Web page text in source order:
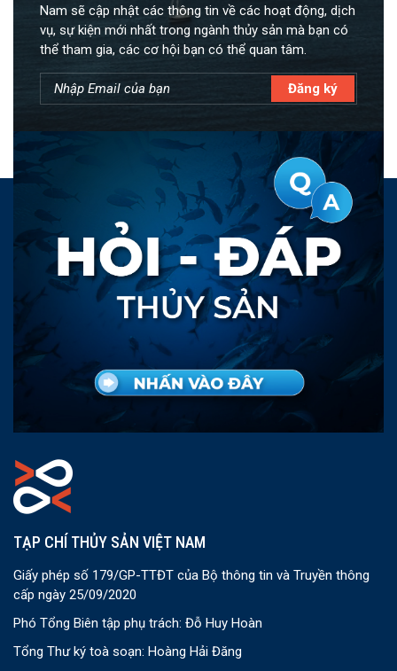
Nam sẽ cập nhật các thông tin về các hoạt động, dịch
vụ, sự kiện mới nhất trong ngành thủy sản mà bạn có
thể tham gia, các cơ hội bạn có thể quan tâm.
TẠP CHÍ THỦY SẢN VIỆT NAM
Giấy phép số 179/GP-TTĐT của Bộ thông tin và Truyền thông
cấp ngày 25/09/2020
Phó Tổng Biên tập phụ trách: Đỗ Huy Hoàn
Tổng Thư ký toà soạn: Hoàng Hải Đăng